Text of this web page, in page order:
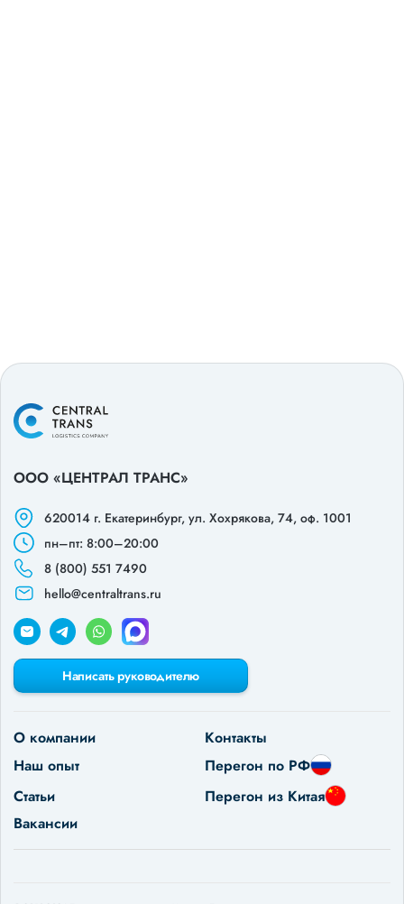
ООО «ЦЕНТРАЛ ТРАНС»
620014 г. Екатеринбург, ул. Хохрякова, 74, оф. 1001
пн–пт: 8:00–20:00
8 (800) 551 7490
hello@centraltrans.ru
Написать руководителю
О компании
Наш опыт
Статьи
Вакансии
Контакты
Перегон по РФ
Перегон из Китая